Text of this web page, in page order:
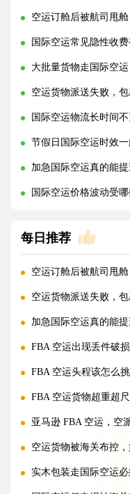
空运订舱后被航司甩舱，
国际空运常见隐性收费有
大批量货物走国际空运，怎
空运货物派送失败，包裹
国际空运物流长时间不更新
节假日国际空运时效一
加急国际空运真的能
国际空运价格波动受哪
每日推荐
空运订舱后被航司甩舱，
空运货物派送失败，包裹
加急国际空运真的能
FBA 空运出现丢件破损，
FBA 空运头程该怎么挑选
FBA 空运货物超重超尺寸会
亚马逊 FBA 空运，空派和纯
空运货物被海关布控，如何
实木包装走国际空运必须